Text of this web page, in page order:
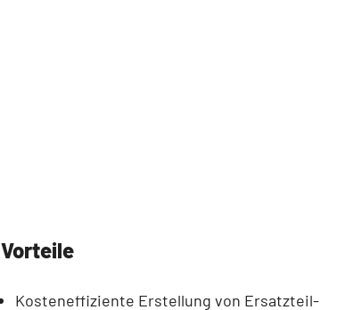
Vorteile
Kosteneffiziente Erstellung von Ersatzteil-